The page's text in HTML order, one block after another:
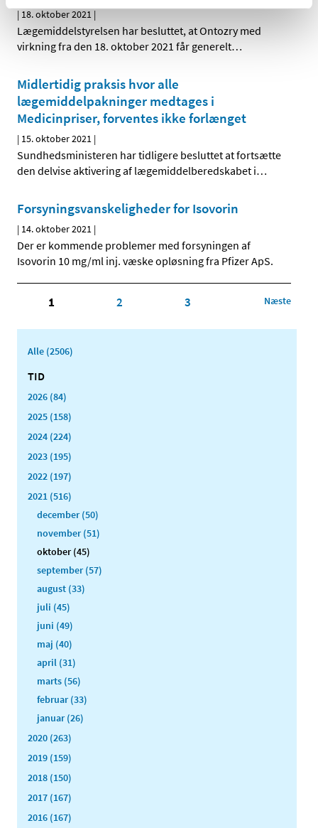
| 18. oktober 2021 |
Lægemiddelstyrelsen har besluttet, at Ontozry med
virkning fra den 18. oktober 2021 får generelt…
Midlertidig praksis hvor alle
lægemiddelpakninger medtages i
Medicinpriser, forventes ikke forlænget
| 15. oktober 2021 |
Sundhedsministeren har tidligere besluttet at fortsætte
den delvise aktivering af lægemiddelberedskabet i…
Forsyningsvanskeligheder for Isovorin
| 14. oktober 2021 |
Der er kommende problemer med forsyningen af
Isovorin 10 mg/ml inj. væske opløsning fra Pfizer ApS.
1 2 3 Næste
Alle (2506)
TID
2026 (84)
2025 (158)
2024 (224)
2023 (195)
2022 (197)
2021 (516)
december (50)
november (51)
oktober (45)
september (57)
august (33)
juli (45)
juni (49)
maj (40)
april (31)
marts (56)
februar (33)
januar (26)
2020 (263)
2019 (159)
2018 (150)
2017 (167)
2016 (167)